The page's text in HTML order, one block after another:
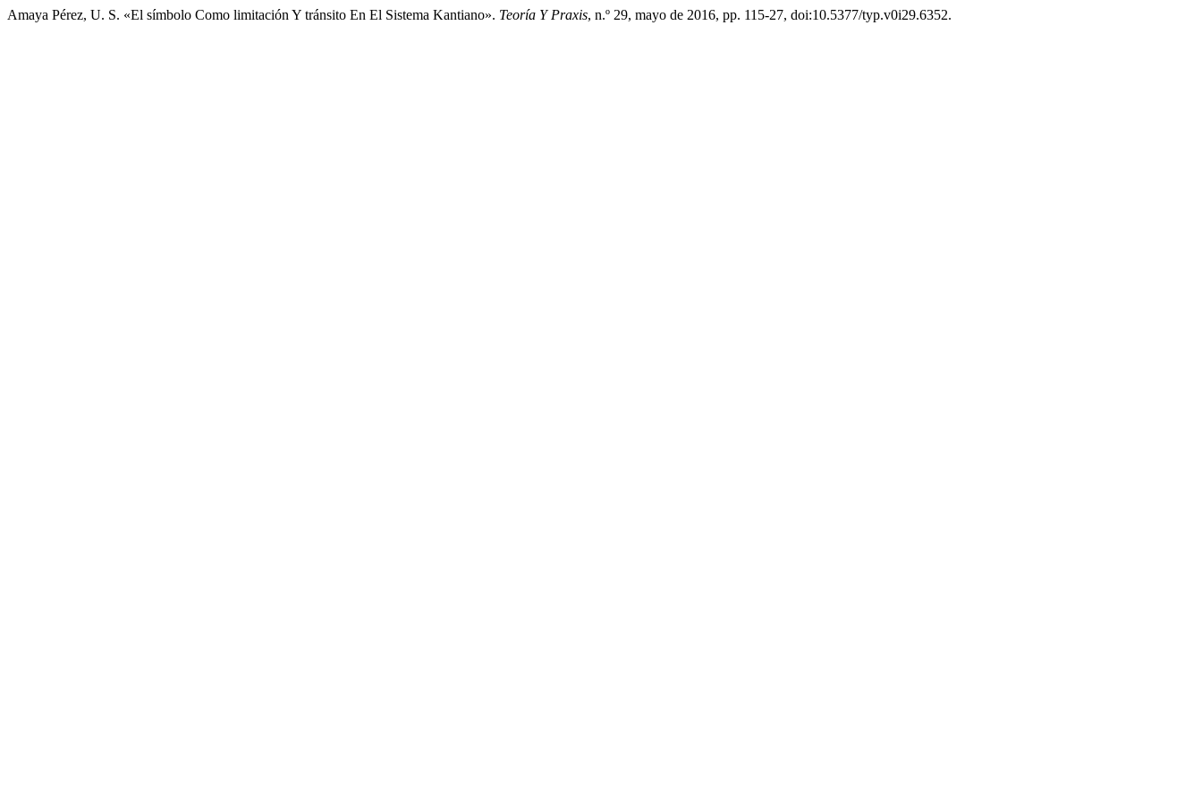
Amaya Pérez, U. S. «El símbolo Como limitación Y tránsito En El Sistema Kantiano». Teoría Y Praxis, n.º 29, mayo de 2016, pp. 115-27, doi:10.5377/typ.v0i29.6352.